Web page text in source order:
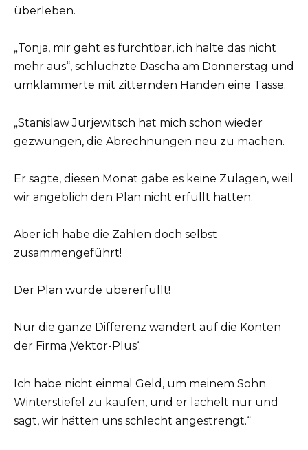
überleben.
„Tonja, mir geht es furchtbar, ich halte das nicht
mehr aus“, schluchzte Dascha am Donnerstag und
umklammerte mit zitternden Händen eine Tasse.
„Stanislaw Jurjewitsch hat mich schon wieder
gezwungen, die Abrechnungen neu zu machen.
Er sagte, diesen Monat gäbe es keine Zulagen, weil
wir angeblich den Plan nicht erfüllt hätten.
Aber ich habe die Zahlen doch selbst
zusammengeführt!
Der Plan wurde übererfüllt!
Nur die ganze Differenz wandert auf die Konten
der Firma ,Vektor-Plus‘.
Ich habe nicht einmal Geld, um meinem Sohn
Winterstiefel zu kaufen, und er lächelt nur und
sagt, wir hätten uns schlecht angestrengt.“